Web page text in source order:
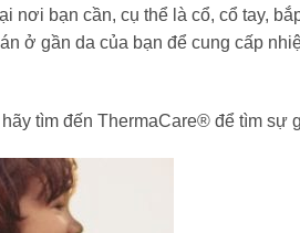
bạn cần, cụ thể là cổ, cổ tay,
ở gần da của bạn để cung cấp
tìm đến ThermaCare® để tìm sự